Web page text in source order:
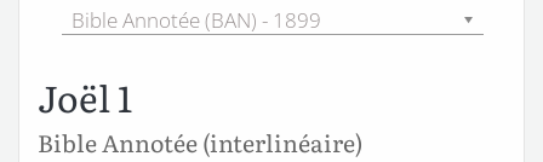
Bible Annotée (BAN) - 1899
Joël 1
Bible Annotée (interlinéaire)